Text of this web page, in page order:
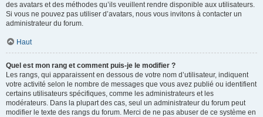
des avatars et des méthodes qu’ils veuillent rendre disponible aux utilisateurs.
Si vous ne pouvez pas utiliser d’avatars, nous vous invitons à contacter un
administrateur du forum.
Haut
Quel est mon rang et comment puis-je le modifier ?
Les rangs, qui apparaissent en dessous de votre nom d’utilisateur, indiquent
votre activité selon le nombre de messages que vous avez publié ou identifient
certains utilisateurs spécifiques, comme les administrateurs et les
modérateurs. Dans la plupart des cas, seul un administrateur du forum peut
modifier le texte des rangs du forum. Merci de ne pas abuser de ce système en